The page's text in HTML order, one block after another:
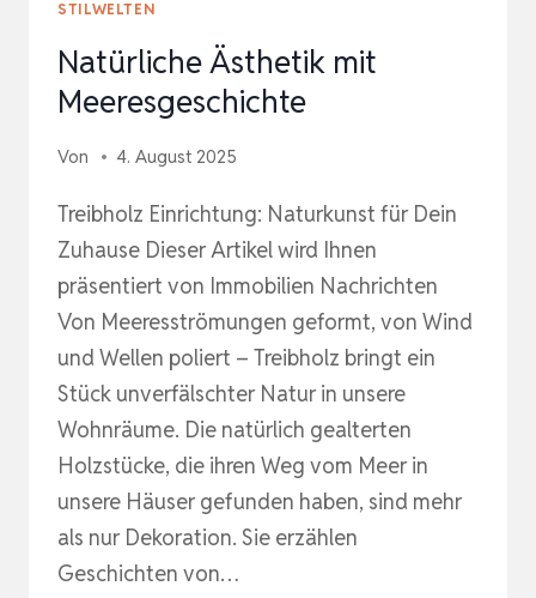
STILWELTEN
Natürliche Ästhetik mit
Meeresgeschichte
Von 4. August 2025
Treibholz Einrichtung: Naturkunst für Dein
Zuhause Dieser Artikel wird Ihnen
präsentiert von Immobilien Nachrichten
Von Meeresströmungen geformt, von Wind
und Wellen poliert – Treibholz bringt ein
Stück unverfälschter Natur in unsere
Wohnräume. Die natürlich gealterten
Holzstücke, die ihren Weg vom Meer in
unsere Häuser gefunden haben, sind mehr
als nur Dekoration. Sie erzählen
Geschichten von…